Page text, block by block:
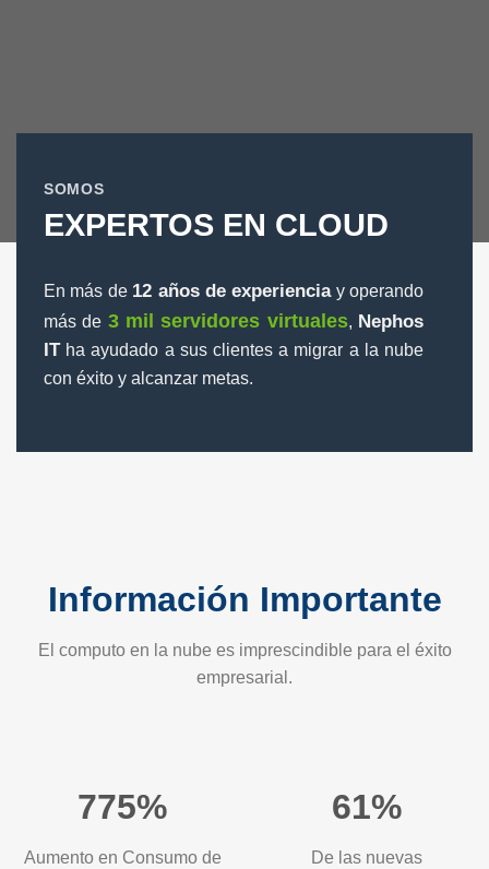
SOMOS
EXPERTOS EN CLOUD
En más de 12 años de experienciay operando
más de 3 mil servidores virtuales, Nephos
ITha ayudado a sus clientes a migrar a la nube
con éxito y alcanzar metas.
Información Importante
El computo en la nube es imprescindible para el éxito
empresarial.
775%
Aumento en Consumo de
61%
De las nuevas